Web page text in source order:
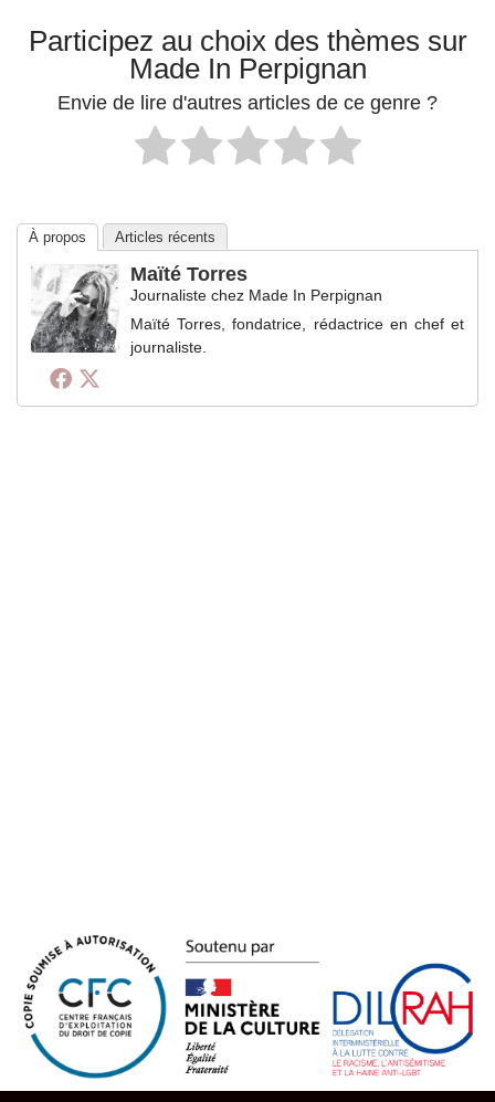
Participez au choix des thèmes sur
Made In Perpignan
Envie de lire d'autres articles de ce genre ?
À propos Articles récents
Maïté Torres
Journaliste chez Made In Perpignan
Maïté Torres, fondatrice, rédactrice en chef et
journaliste.